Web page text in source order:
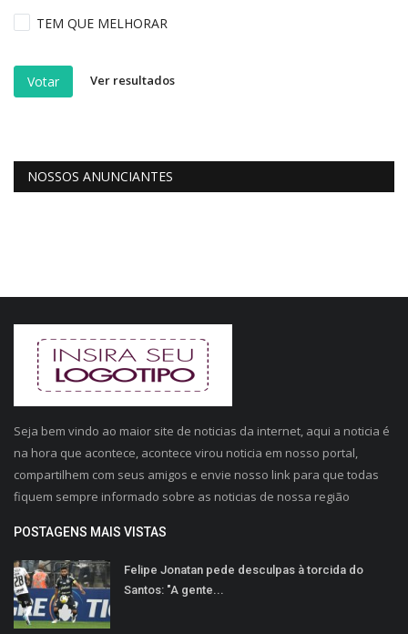
TEM QUE MELHORAR
Votar Ver resultados
NOSSOS ANUNCIANTES
Seja bem vindo ao maior site de noticias da internet, aqui a noticia é
na hora que acontece, acontece virou noticia em nosso portal,
compartilhem com seus amigos e envie nosso link para que todas
fiquem sempre informado sobre as noticias de nossa região
POSTAGENS MAIS VISTAS
Felipe Jonatan pede desculpas à torcida do
Santos: "A gente...